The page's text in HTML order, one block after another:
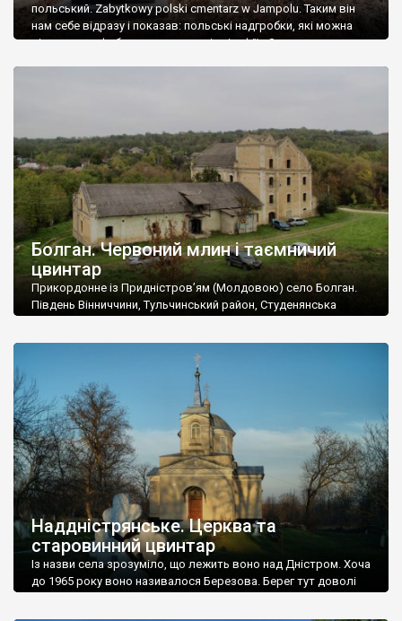
польський. Zabytkowy polski cmentarz w Jampolu. Таким він
нам себе відразу і показав: польські надгробки, які можна
віднести до фабричних, польські епітафії… Загалом цвинтар
Болган. Червоний млин і таємничий
цвинтар
Прикордонне із Придністров’ям (Молдовою) село Болган.
Південь Вінниччини, Тульчинський район, Студенянська
старовинний цвинтар із кам’яними хрестами. Всі епітафії, які
збереглися, написані кирилицею, церковнослов’янською
мовою. За всіма традиційними ознаками – цвинтар
український. Хрести датуються 19 століттям. У 1924-1940
роках Болган […]
Наддністрянське. Церква та
старовинний цвинтар
Із назви села зрозуміло, що лежить воно над Дністром. Хоча
до 1965 року воно називалося Березова. Берег тут доволі